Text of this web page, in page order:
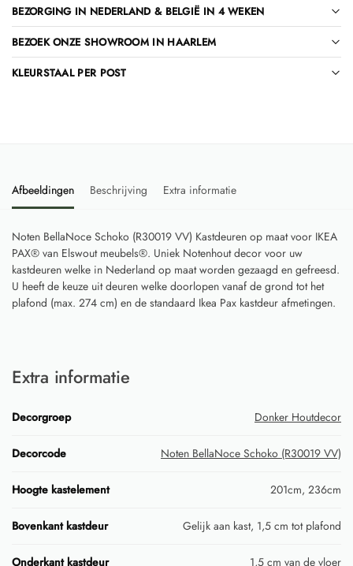
BEZORGING IN NEDERLAND & BELGIË IN 4 WEKEN
BEZOEK ONZE SHOWROOM IN HAARLEM
KLEURSTAAL PER POST
Afbeeldingen Beschrijving Extra informatie
Noten BellaNoce Schoko (R30019 VV) Kastdeuren op maat voor IKEA
PAX® van Elswout meubels®. Uniek Notenhout decor voor uw
kastdeuren welke in Nederland op maat worden gezaagd en gefreesd.
U heeft de keuze uit deuren welke doorlopen vanaf de grond tot het
plafond (max. 274 cm) en de standaard Ikea Pax kastdeur afmetingen.
Extra informatie
Decorgroep Donker Houtdecor
Decorcode Noten BellaNoce Schoko (R30019 VV)
Hoogte kastelement 201cm, 236cm
Bovenkant kastdeur Gelijk aan kast, 1,5 cm tot plafond
Onderkant kastdeur 1,5 cm van de vloer